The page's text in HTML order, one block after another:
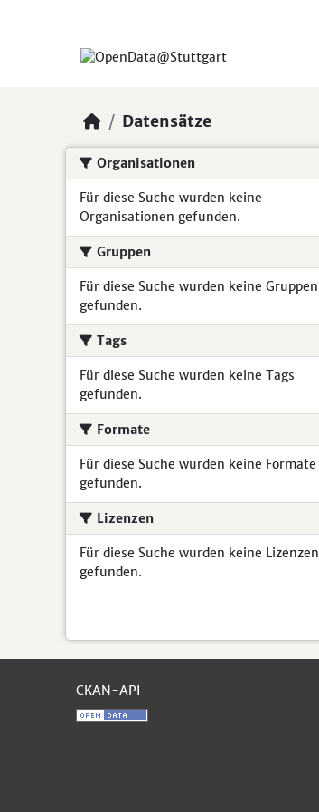
Datensätze
Organisationen
Für diese Suche wurden keine
Organisationen gefunden.
Gruppen
Für diese Suche wurden keine Gruppen
gefunden.
Tags
Für diese Suche wurden keine Tags
gefunden.
Formate
Für diese Suche wurden keine Formate
gefunden.
Lizenzen
Für diese Suche wurden keine Lizenzen
gefunden.
CKAN-API